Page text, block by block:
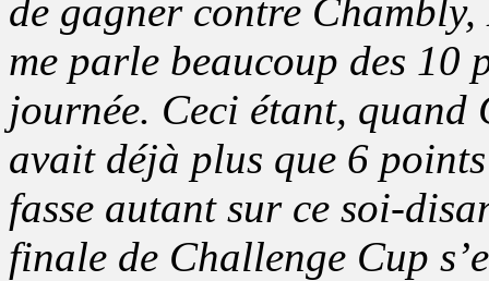
de gagner contre
me parle beaucoup des 10
journée. Ceci étant, quand
avait déjà plus que 6
fasse autant sur ce soi-
finale de Challenge Cup